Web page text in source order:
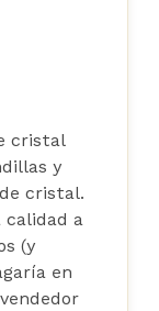
cristal
y
cristal.
a
(y
en